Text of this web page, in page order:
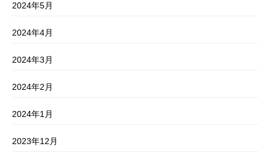
2024年5月
2024年4月
2024年3月
2024年2月
2024年1月
2023年12月